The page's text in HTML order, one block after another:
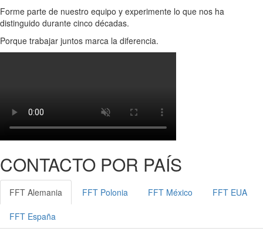
Forme parte de nuestro equipo y experimente lo que nos ha
distinguido durante cinco décadas.
Porque trabajar juntos marca la diferencia.
CONTACTO POR PAÍS
FFT Alemania FFT Polonia FFT México FFT EUA
FFT España